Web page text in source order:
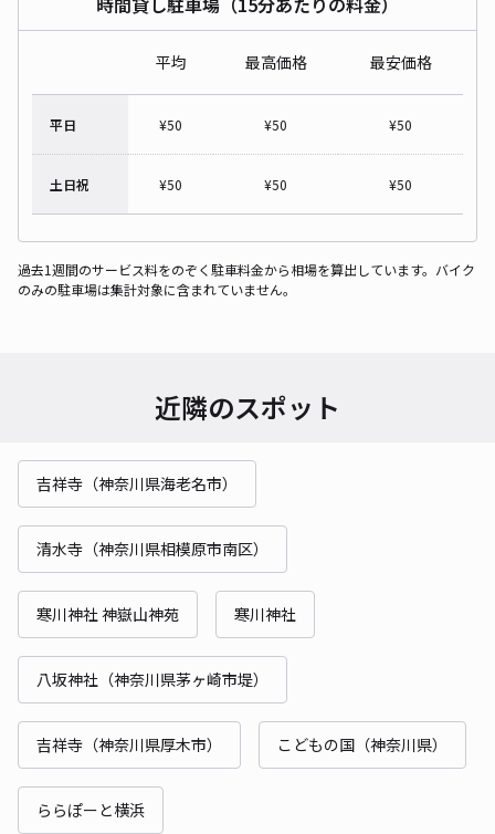
平均 最高価格 最安価格
平日 ¥50 ¥50 ¥50
土日祝 ¥50 ¥50 ¥50
過去1週間のサービス料をのぞく駐車料金から相場を算出しています。バイク
のみの駐車場は集計対象に含まれていません。
近隣のスポット
吉祥寺（神奈川県海老名市）
清水寺（神奈川県相模原市南区）
寒川神社 神嶽山神苑 寒川神社
八坂神社（神奈川県茅ヶ崎市堤）
吉祥寺（神奈川県厚木市） こどもの国（神奈川県）
ららぽーと横浜